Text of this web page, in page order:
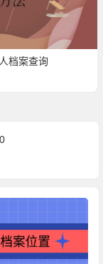
档案查询